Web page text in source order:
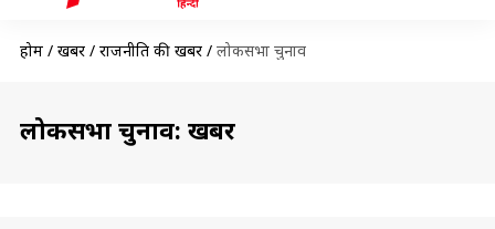
होम / खबरें / राजनीति की खबरें / लोकसभा चुनाव
लोकसभा चुनाव: खबरें